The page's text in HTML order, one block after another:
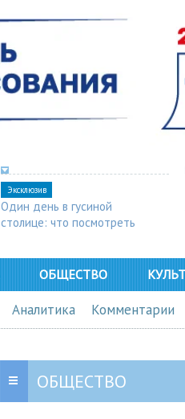
Эксклюзив
Один день в гусиной
столице: что посмотреть
ОБЩЕСТВО
Аналитика Комментарии
ОБЩЕСТВО